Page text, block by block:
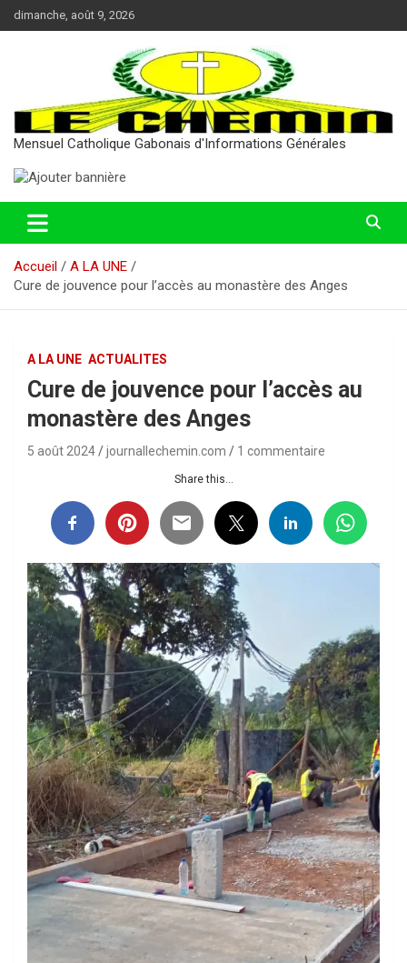
Aller
au
dimanche, août 9, 2026
Mensuel Catholique Gabonais d'Informations Générales
Accueil
A LA UNE
Cure de jouvence pour l’accès au monastère des Anges
A LA UNE ACTUALITES
Cure de jouvence pour l’accès au
monastère des Anges
5 août 2024 journallechemin.com 1 commentaire
Share this...